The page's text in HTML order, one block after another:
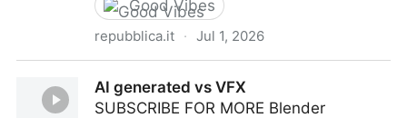
Good Vibes
repubblica.it · Jul 1, 2026
decennale”AI generated vs VFX
SUBSCRIBE FOR MORE Blender